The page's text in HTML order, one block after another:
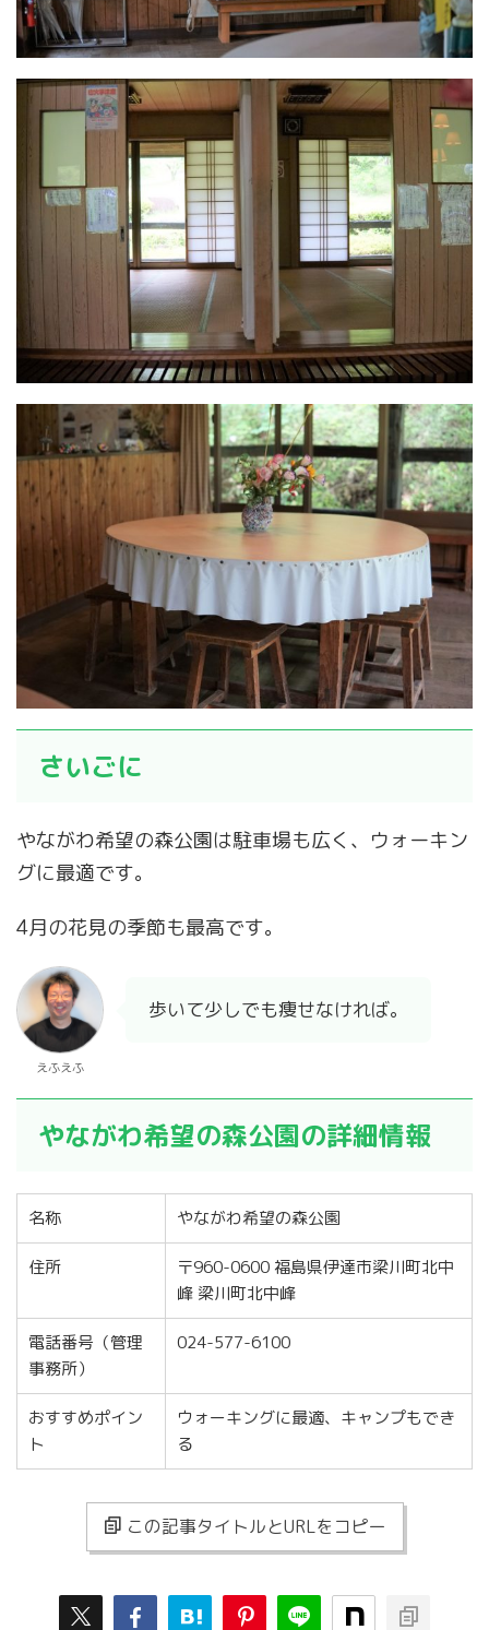
さいごに
やながわ希望の森公園は駐車場も広く、ウォーキン
グに最適です。
4月の花見の季節も最高です。
えふえふ
歩いて少しでも痩せなければ。
やながわ希望の森公園の詳細情報
名称 やながわ希望の森公園
住所
〒960-0600 福島県伊達市梁川町北中
峰 梁川町北中峰
電話番号（管理
事務所）
024-577-6100
おすすめポイン
ト
ウォーキングに最適、キャンプもでき
る
この記事タイトルとURLをコピー